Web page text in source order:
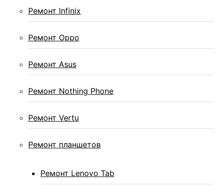
Ремонт Infinix
Ремонт Oppo
Ремонт Asus
Ремонт Nothing Phone
Ремонт Vertu
Ремонт планшетов
Ремонт Lenovo Tab